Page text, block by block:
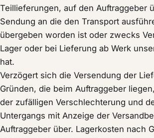
Teillieferungen, auf den Auftraggeber
Sendung an die den Transport
übergeben worden ist oder zwecks
Lager oder bei Lieferung ab Werk
hat.
Verzögert sich die Versendung der
Gründen, die beim Auftraggeber
der zufälligen Verschlechterung und
Untergangs mit Anzeige der
Auftraggeber über. Lagerkosten nach